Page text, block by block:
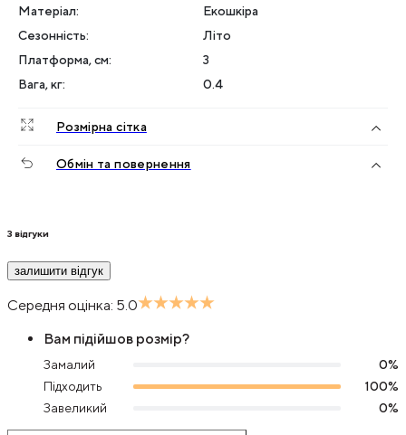
Матеріал:
Екошкіра
Сезонність:
Літо
Платформа, см:
3
Вага, кг: 0.4
Розмірна сітка
Обмін та повернення
3 відгуки
залишити відгук
Середня оцінка: 5.0
Вам підійшов розмір?
Замалий 0%
Підходить
100%
Завеликий
0%